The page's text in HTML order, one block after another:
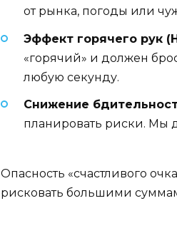
от рынка, погоды или
Эффект горячего рук
«горячий» и должен
любую секунду.
Снижение
планировать риски. Мы
Опасность «счастливого
рисковать большими